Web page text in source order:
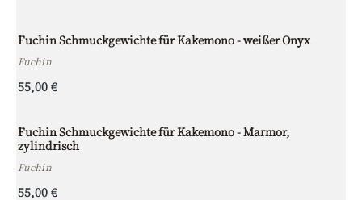
Fuchin Schmuckgewichte für Kakemono - weißer Onyx
Fuchin
55,00 €
Fuchin Schmuckgewichte für Kakemono - Marmor,
zylindrisch
Fuchin
55,00 €